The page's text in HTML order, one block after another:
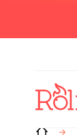
Úvod